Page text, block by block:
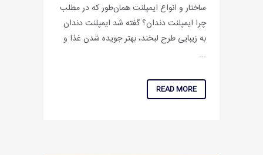
ساختار و انواع ایمپلنت همان‌طور که در مطلب
چرا ایمپلنت دندان؟ گفته شد ایمپلنت دندان
به زیبایی طرح لبخند، بهتر جویده شدن غذا و
...
READ MORE